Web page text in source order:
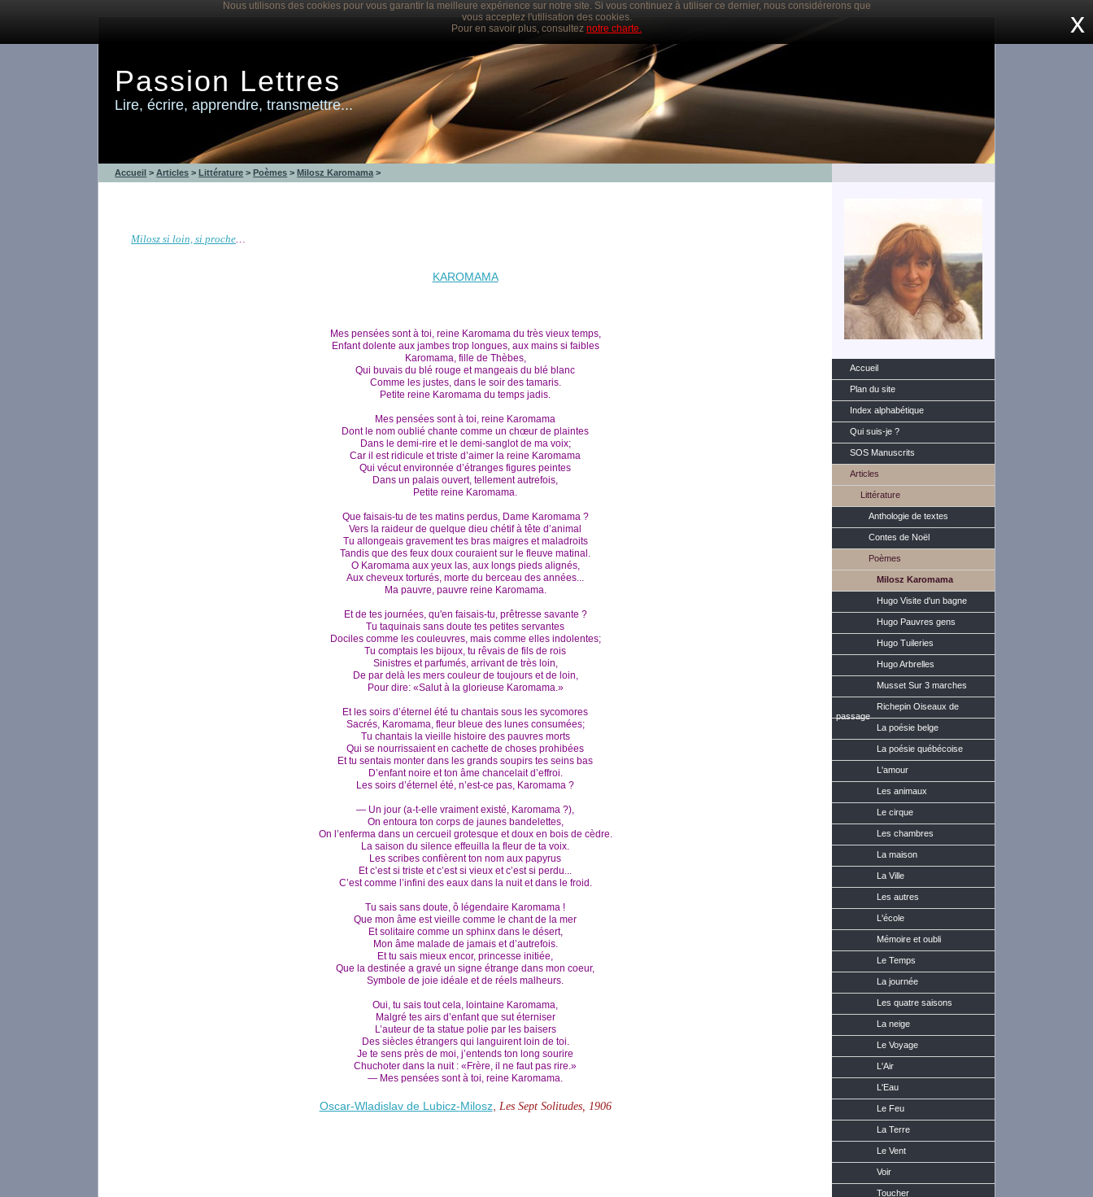
x
Nous utilisons des cookies pour vous garantir la meilleure expérience sur notre site. Si vous continuez à utiliser ce dernier, nous considérerons que
vous acceptez l'utilisation des cookies.
Pour en savoir plus, consultez notre charte.
Passion Lettres
Lire, écrire, apprendre, transmettre...
Accueil
Plan du site
Index alphabétique
Qui suis-je ?
SOS Manuscrits
Articles
Littérature
Anthologie de textes
Contes de Noël
Poèmes
Milosz Karomama
Hugo Visite d'un bagne
Hugo Pauvres gens
Hugo Tuileries
Hugo Arbrelles
Musset Sur 3 marches
Richepin Oiseaux de
passage
La poésie belge
La poésie québécoise
L'amour
Les animaux
Le cirque
Les chambres
La maison
La Ville
Les autres
L'école
Mémoire et oubli
Le Temps
La journée
Les quatre saisons
La neige
Le Voyage
L'Air
L'Eau
Le Feu
La Terre
Le Vent
Voir
Toucher
Accueil >Articles >Littérature >Poèmes >Milosz Karomama >
Milosz si loin, si proche…
KAROMAMA
Mes pensées sont à toi, reine Karomama du très vieux temps,
Enfant dolente aux jambes trop longues, aux mains si faibles
Karomama, fille de Thèbes,
Qui buvais du blé rouge et mangeais du blé blanc
Comme les justes, dans le soir des tamaris.
Petite reine Karomama du temps jadis.
Mes pensées sont à toi, reine Karomama
Dont le nom oublié chante comme un chœur de plaintes
Dans le demi-rire et le demi-sanglot de ma voix;
Car il est ridicule et triste d’aimer la reine Karomama
Qui vécut environnée d’étranges figures peintes
Dans un palais ouvert, tellement autrefois,
Petite reine Karomama.
Que faisais-tu de tes matins perdus, Dame Karomama ?
Vers la raideur de quelque dieu chétif à tête d’animal
Tu allongeais gravement tes bras maigres et maladroits
Tandis que des feux doux couraient sur le fleuve matinal.
O Karomama aux yeux las, aux longs pieds alignés,
Aux cheveux torturés, morte du berceau des années...
Ma pauvre, pauvre reine Karomama.
Et de tes journées, qu'en faisais-tu, prêtresse savante ?
Tu taquinais sans doute tes petites servantes
Dociles comme les couleuvres, mais comme elles indolentes;
Tu comptais les bijoux, tu rêvais de fils de rois
Sinistres et parfumés, arrivant de très loin,
De par delà les mers couleur de toujours et de loin,
Pour dire: «Salut à la glorieuse Karomama.»
Et les soirs d’éternel été tu chantais sous les sycomores
Sacrés, Karomama, fleur bleue des lunes consumées;
Tu chantais la vieille histoire des pauvres morts
Qui se nourrissaient en cachette de choses prohibées
Et tu sentais monter dans les grands soupirs tes seins bas
D’enfant noire et ton âme chancelait d’effroi.
Les soirs d’éternel été, n’est-ce pas, Karomama ?
— Un jour (a-t-elle vraiment existé, Karomama ?),
On entoura ton corps de jaunes bandelettes,
On l’enferma dans un cercueil grotesque et doux en bois de cèdre.
La saison du silence effeuilla la fleur de ta voix.
Les scribes confièrent ton nom aux papyrus
Et c’est si triste et c’est si vieux et c’est si perdu...
C’est comme l’infini des eaux dans la nuit et dans le froid.
Tu sais sans doute, ô légendaire Karomama !
Que mon âme est vieille comme le chant de la mer
Et solitaire comme un sphinx dans le désert,
Mon âme malade de jamais et d’autrefois.
Et tu sais mieux encor, princesse initiée,
Que la destinée a gravé un signe étrange dans mon coeur,
Symbole de joie idéale et de réels malheurs.
Oui, tu sais tout cela, lointaine Karomama,
Malgré tes airs d’enfant que sut éterniser
L’auteur de ta statue polie par les baisers
Des siècles étrangers qui languirent loin de toi.
Je te sens près de moi, j’entends ton long sourire
Chuchoter dans la nuit : «Frère, il ne faut pas rire.»
— Mes pensées sont à toi, reine Karomama.
Oscar-Wladislav de Lubicz-Milosz, Les Sept Solitudes, 1906